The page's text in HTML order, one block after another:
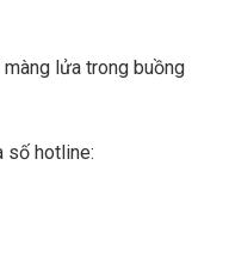
lửa trong buồng
số hotline: